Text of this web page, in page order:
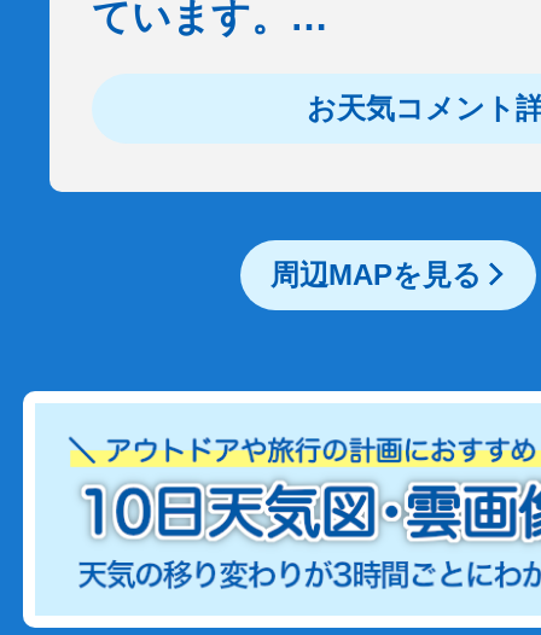
ています。…
お天気コメント
周辺MAPを見る